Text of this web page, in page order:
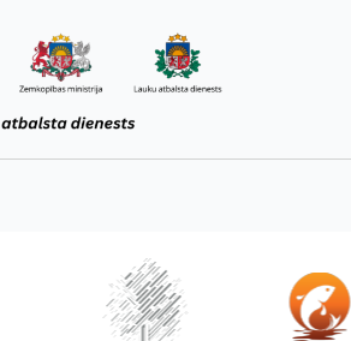
Nosūtīt pieteikumu
Pieteikties